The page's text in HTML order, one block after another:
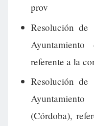
prov
Resolución
Ayuntamiento
referente a la
Resolución
(Córdoba),